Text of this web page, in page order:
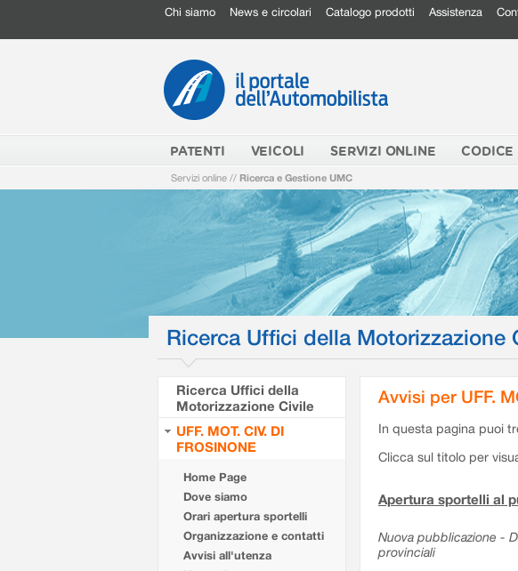
Chi siamo News e circolari Catalogo prodotti Assistenza
PATENTI VEICOLI SERVIZI ONLINE CODICE
Servizi online // Ricerca e Gestione UMC
Ricerca Uffici della Motorizzazione
Ricerca Uffici della
Motorizzazione Civile
UFF. MOT. CIV. DI
FROSINONE
Home Page
Dove siamo
Orari apertura sportelli
Organizzazione e contatti
Avvisi all'utenza
Avvisi per UFF.
In questa pagina puoi
Clicca sul titolo per
Apertura sportelli al
Nuova pubblicazione -
provinciali